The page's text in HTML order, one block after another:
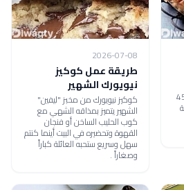
مكونات وفي 45
2026-07-08
طريقة عمل كوكيز
نيويورك الشهير
كوكيز نيويورك من مخبز "ليفين"
الشهير يتميز بمذاقه الشهي مع
كوب الحليب الساخن أو فنجان
القهوة وتحضيره في البيت أينما كنتم
سهل وسريع ستحبه العائلة كباراً
وصغاراً .